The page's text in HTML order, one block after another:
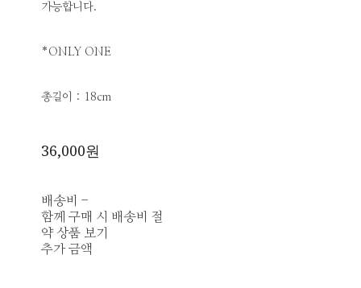
가능합니다.
*ONLY ONE
총길이 : 18cm
36,000원
배송비 -
함께 구매 시 배송비 절
약 상품 보기
추가 금액